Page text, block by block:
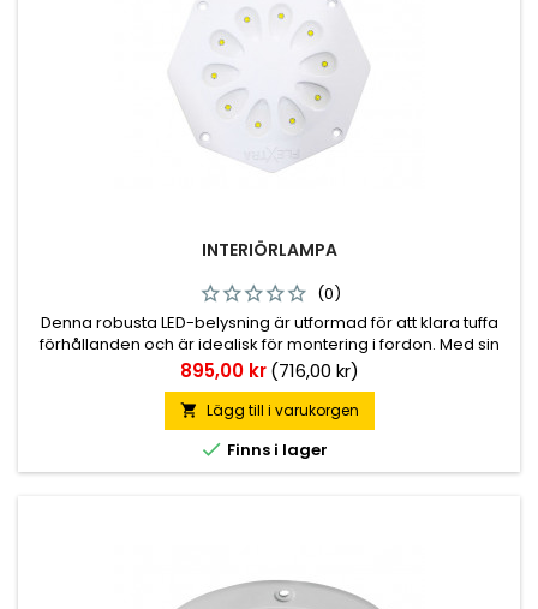
INTERIÖRLAMPA
(0)
Denna robusta LED-belysning är utformad för att klara tuffa
förhållanden och är idealisk för montering i fordon. Med sin
slimmade design passar den perfekt för infällnadsmontage
och tål påverkan från godsstöttor och andra påfrestningar.
Den kraftfulla ljusstyrkan och breda ljusspridningen säkerställ
Pris
895,00 kr (716,00 kr)
 Lägg till i varukorgen
 Finns i lager